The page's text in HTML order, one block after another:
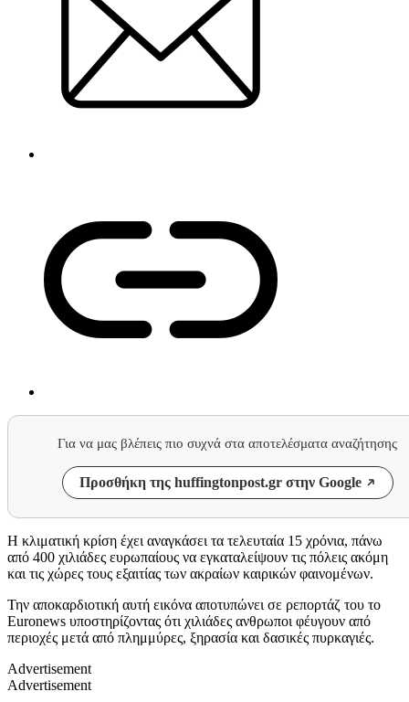
Για να μας βλέπεις πιο συχνά στα αποτελέσματα αναζήτησης
Προσθήκη της huffingtonpost.gr στην Google
Η κλιματική κρίση έχει αναγκάσει τα τελευταία 15 χρόνια, πάνω
από 400 χιλιάδες ευρωπαίους να εγκαταλείψουν τις πόλεις ακόμη
και τις χώρες τους εξαιτίας των ακραίων καιρικών φαινομένων.
Την αποκαρδιοτική αυτή εικόνα αποτυπώνει σε ρεπορτάζ του το
Euronews υποστηρίζοντας ότι χιλιάδες ανθρωποι φέυγουν από
περιοχές μετά από πλημμύρες, ξηρασία και δασικές πυρκαγιές.
Advertisement
Advertisement